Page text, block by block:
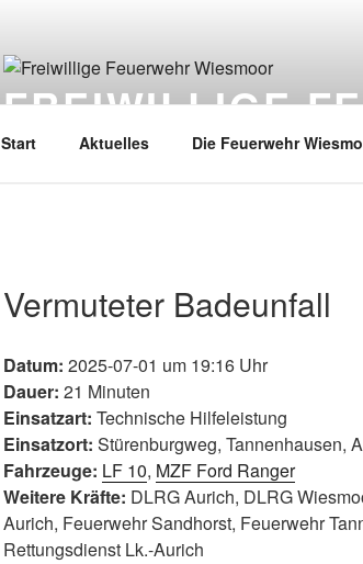
FREIWILLIGE
Start Aktuelles Die Feuerwehr
Vermuteter Badeunfall
Datum: 2025-07-01 um 19:16 Uhr
Dauer: 21 Minuten
Einsatzart: Technische Hilfeleistung
Einsatzort: Stürenburgweg, Tannenhausen,
Fahrzeuge: LF 10, MZF Ford Ranger
Weitere Kräfte: DLRG Aurich, DLRG
Aurich, Feuerwehr Sandhorst, Feuerwehr
Rettungsdienst Lk.-Aurich